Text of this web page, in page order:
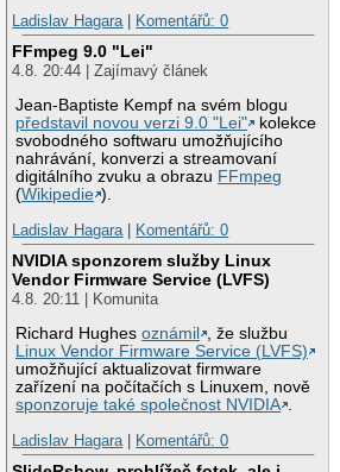
Ladislav Hagara
Komentářů: 0
FFmpeg 9.0 "Lei"
4.8. 20:44 | Zajímavý článek
Jean-Baptiste Kempf na svém blogu
představil novou verzi 9.0 "Lei"
kolekce
svobodného softwaru umožňujícího
nahrávání, konverzi a streamovaní
digitálního zvuku a obrazu FFmpeg
(Wikipedie ).
Ladislav Hagara
Komentářů: 0
NVIDIA sponzorem služby Linux
Vendor Firmware Service (LVFS)
4.8. 20:11 | Komunita
Richard Hughesoznámil
, že službu
Linux Vendor Firmware Service (LVFS)
umožňující aktualizovat firmware
zařízení na počítačích s Linuxem, nově
sponzoruje také společnost NVIDIA .
Ladislav Hagara | Komentářů: 0